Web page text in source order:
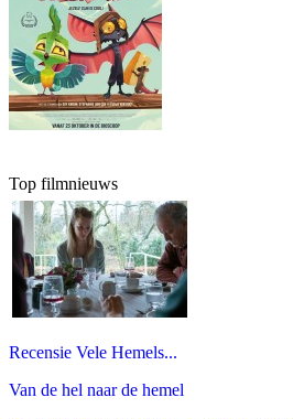
Top filmnieuws
Recensie Vele Hemels...
Van de hel naar de hemel